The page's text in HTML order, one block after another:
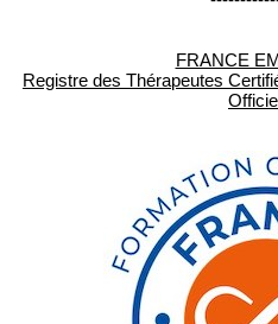
FRANCE
Registre des Thérapeutes